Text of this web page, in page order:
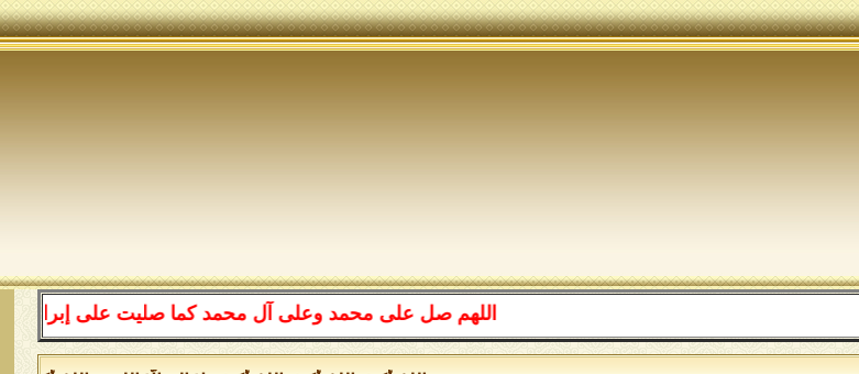
اللهم صل على محمد وعلى آل محمد كما صليت على إبراهيم وعلى آل